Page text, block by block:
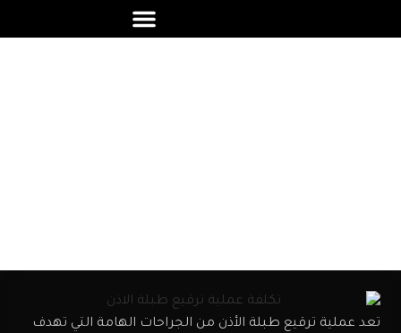
تعد عملية ترقيع طبلة الأذن من الجراحات الهامة التي تهدف